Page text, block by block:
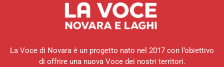
La Voce di Novara è un progetto nato nel 2017 con l’obiettivo
di offrire una nuova Voce dei nostri territori.